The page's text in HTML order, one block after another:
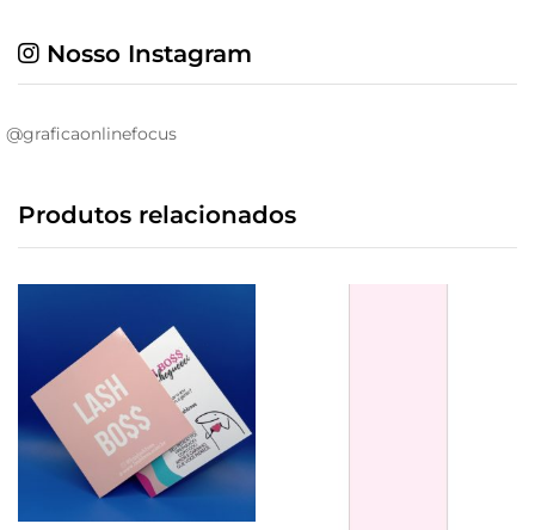
Nosso Instagram
@graficaonlinefocus
Produtos relacionados